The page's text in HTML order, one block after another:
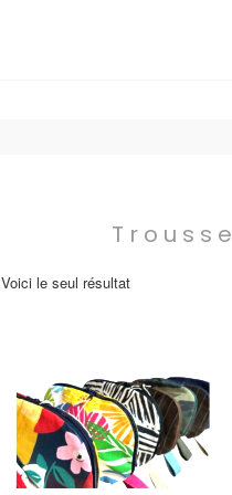
Trousse
Voici le seul résultat